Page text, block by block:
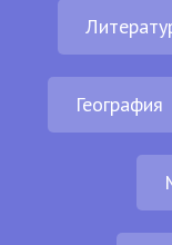
География